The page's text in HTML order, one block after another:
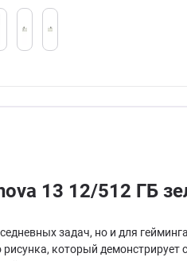
13 12/512 ГБ
задач, но и для
рисунка, который